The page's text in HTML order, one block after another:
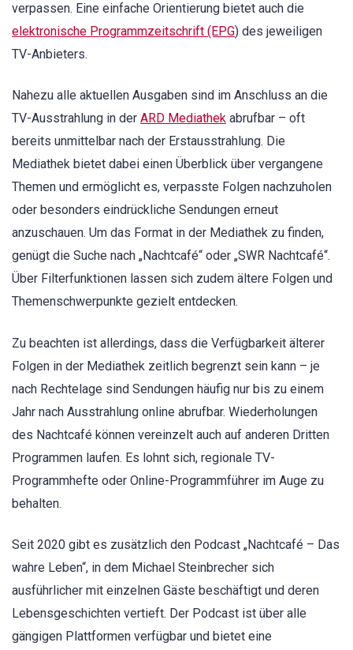
verpassen. Eine einfache Orientierung bietet auch die
elektronische Programmzeitschrift (EPG) des jeweiligen
TV-Anbieters.
Nahezu alle aktuellen Ausgaben sind im Anschluss an die
TV-Ausstrahlung in der ARD Mediathek abrufbar – oft
bereits unmittelbar nach der Erstausstrahlung. Die
Mediathek bietet dabei einen Überblick über vergangene
Themen und ermöglicht es, verpasste Folgen nachzuholen
oder besonders eindrückliche Sendungen erneut
anzuschauen. Um das Format in der Mediathek zu finden,
genügt die Suche nach „Nachtcafé“ oder „SWR Nachtcafé“.
Über Filterfunktionen lassen sich zudem ältere Folgen und
Themenschwerpunkte gezielt entdecken.
Zu beachten ist allerdings, dass die Verfügbarkeit älterer
Folgen in der Mediathek zeitlich begrenzt sein kann – je
nach Rechtelage sind Sendungen häufig nur bis zu einem
Jahr nach Ausstrahlung online abrufbar. Wiederholungen
des Nachtcafé können vereinzelt auch auf anderen Dritten
Programmen laufen. Es lohnt sich, regionale TV-
Programmhefte oder Online-Programmführer im Auge zu
behalten.
Seit 2020 gibt es zusätzlich den Podcast „Nachtcafé – Das
wahre Leben“, in dem Michael Steinbrecher sich
ausführlicher mit einzelnen Gäste beschäftigt und deren
Lebensgeschichten vertieft. Der Podcast ist über alle
gängigen Plattformen verfügbar und bietet eine